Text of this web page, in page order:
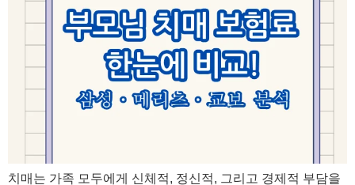
치매는 가족 모두에게 신체적, 정신적, 그리고 경제적 부담을